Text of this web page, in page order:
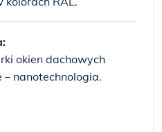
nanotechnologia.